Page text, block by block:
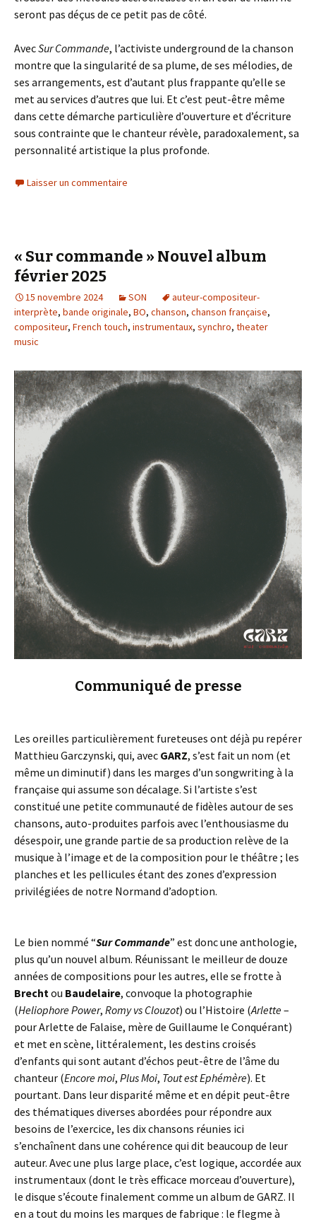
seront pas déçus de ce petit pas de côté.
AvecSur Commande, l’activiste underground de la chanson
montre que la singularité de sa plume, de ses mélodies, de
ses arrangements, est d’autant plus frappante qu’elle se
met au services d’autres que lui. Et c’est peut-être même
dans cette démarche particulière d’ouverture et d’écriture
sous contrainte que le chanteur révèle, paradoxalement, sa
personnalité artistique la plus profonde.
Laisser un commentaire
« Sur commande » Nouvel album
février 2025
15 novembre 2024 SON
auteur-compositeur-
interprète, bande originale, BO, chanson, chanson française,
compositeur, French touch, instrumentaux, synchro, theater
music
Communiqué de presse
Les oreilles particulièrement fureteuses ont déjà pu repérer
Matthieu Garczynski, qui, avec GARZ, s’est fait un nom (et
même un diminutif) dans les marges d’un songwriting à la
française qui assume son décalage. Si l’artiste s’est
constitué une petite communauté de fidèles autour de ses
chansons, auto-produites parfois avec l’enthousiasme du
désespoir, une grande partie de sa production relève de la
musique à l’image et de la composition pour le théâtre ; les
planches et les pellicules étant des zones d’expression
privilégiées de notre Normand d’adoption.
Le bien nommé “Sur Commande” est donc une anthologie,
plus qu’un nouvel album. Réunissant le meilleur de douze
années de compositions pour les autres, elle se frotte à
Brecht ou Baudelaire, convoque la photographie
(Heliophore Power, Romy vs Clouzot) ou l’Histoire (Arlette–
pour Arlette de Falaise, mère de Guillaume le Conquérant)
et met en scène, littéralement, les destins croisés
d’enfants qui sont autant d’échos peut-être de l’âme du
chanteur (Encore moi, Plus Moi, Tout est Ephémère). Et
pourtant. Dans leur disparité même et en dépit peut-être
des thématiques diverses abordées pour répondre aux
besoins de l’exercice, les dix chansons réunies ici
s’enchaînent dans une cohérence qui dit beaucoup de leur
auteur. Avec une plus large place, c’est logique, accordée aux
instrumentaux (dont le très efficace morceau d’ouverture),
le disque s’écoute finalement comme un album de GARZ. Il
en a tout du moins les marques de fabrique : le flegme à